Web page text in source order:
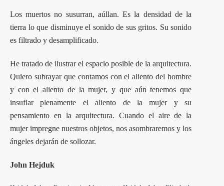
Los muertos no susurran, aúllan. Es la densidad de la
tierra lo que disminuye el sonido de sus gritos. Su sonido
es filtrado y desamplificado.
He tratado de ilustrar el espacio posible de la arquitectura.
Quiero subrayar que contamos con el aliento del hombre
y con el aliento de la mujer, y que aún tenemos que
insuflar plenamente el aliento de la mujer y su
pensamiento en la arquitectura. Cuando el aire de la
mujer impregne nuestros objetos, nos asombraremos y los
ángeles dejarán de sollozar.
John Hejduk